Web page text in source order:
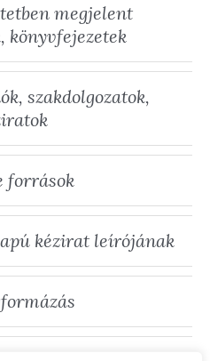
megjelent
könyvfejezetek
szakdolgozatok,
források
kézirat leírójának